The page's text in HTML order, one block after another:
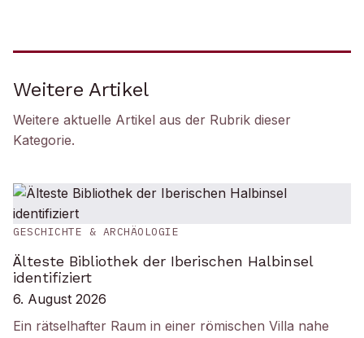
Weitere Artikel
Weitere aktuelle Artikel aus der Rubrik dieser
Kategorie.
GESCHICHTE & ARCHÄOLOGIE
Älteste Bibliothek der Iberischen Halbinsel
identifiziert
6. August 2026
Ein rätselhafter Raum in einer römischen Villa nahe